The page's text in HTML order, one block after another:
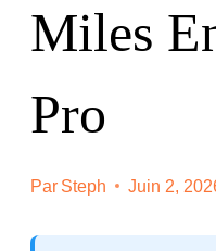
Miles
Pro
Par Steph Juin 2,